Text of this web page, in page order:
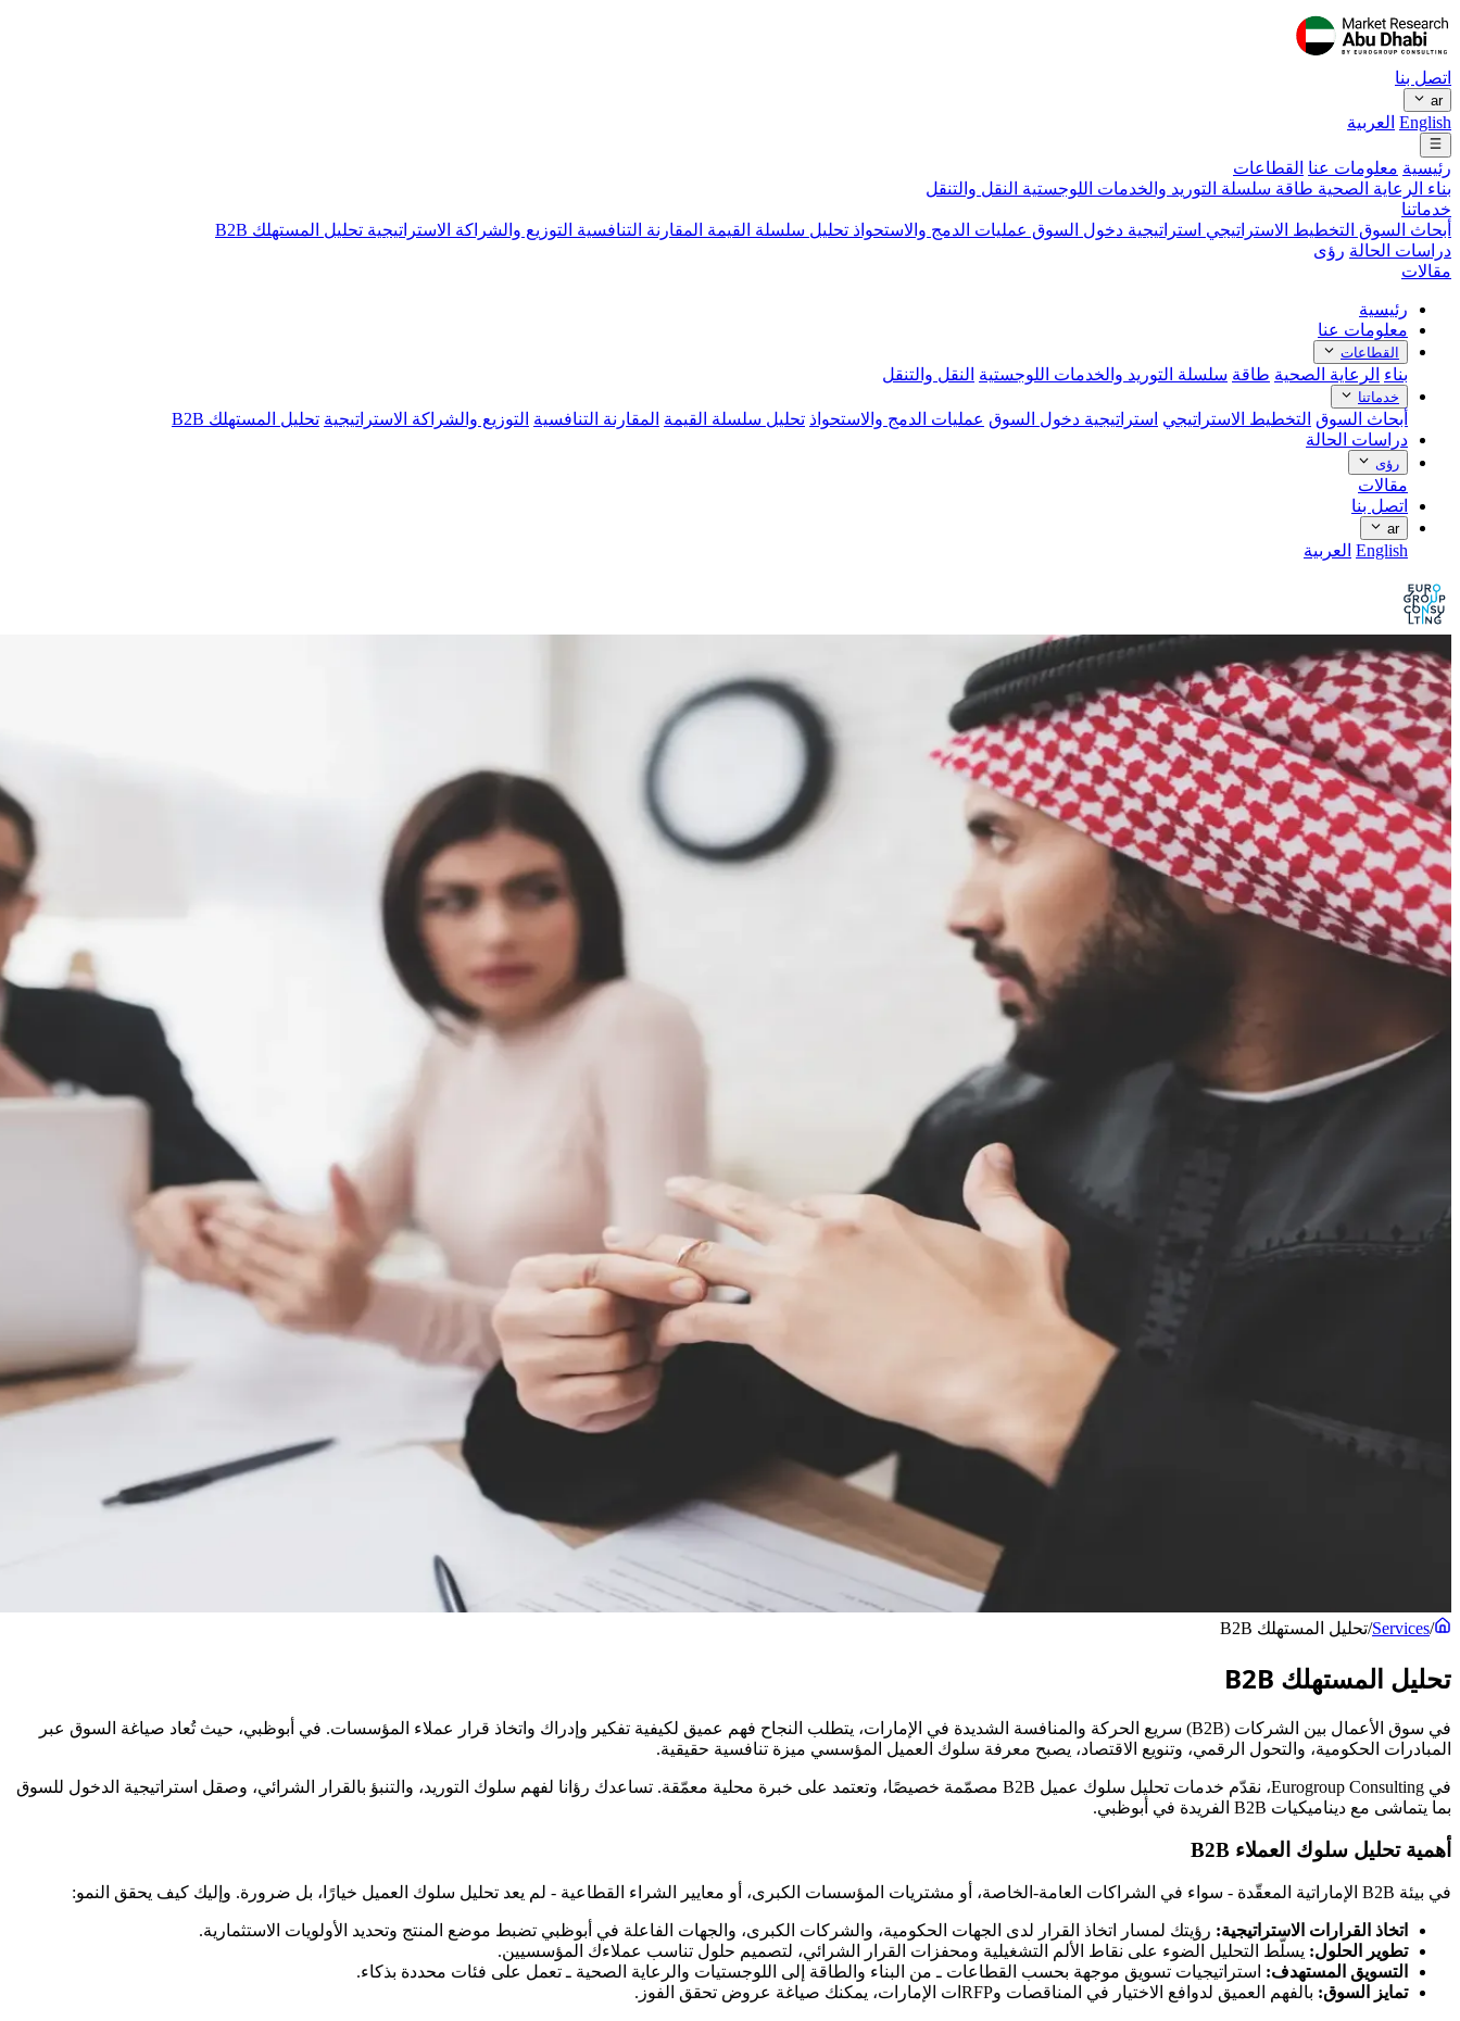
اتصل بنا
ar
English العربية
رئيسية معلومات عنا القطاعات
بناء الرعاية الصحية طاقة سلسلة التوريد والخدمات اللوجستية النقل والتنقل
خدماتنا
أبحاث السوق التخطيط الاستراتيجي استراتيجية دخول السوق عمليات الدمج والاستحواذ تحليل سلسلة القيمة المقارنة التنافسية التوزيع والشراكة الاستراتيجية تحليل المستهلك B2B
دراسات الحالة رؤى
مقالات
رئيسية
معلومات عنا
القطاعات
بناء الرعاية الصحية طاقة سلسلة التوريد والخدمات اللوجستية النقل والتنقل
خدماتنا
أبحاث السوق التخطيط الاستراتيجي استراتيجية دخول السوق عمليات الدمج والاستحواذ تحليل سلسلة القيمة المقارنة التنافسية التوزيع والشراكة الاستراتيجية تحليل المستهلك B2B
دراسات الحالة
رؤى
مقالات
اتصل بنا
ar
English العربية
/
Services
/تحليل المستهلك B2B
تحليل المستهلك B2B
في سوق الأعمال بين الشركات (B2B) سريع الحركة والمنافسة الشديدة في الإمارات، يتطلب النجاح فهم عميق لكيفية تفكير وإدراك واتخاذ قرار عملاء المؤسسات. في أبوظبي، حيث تُعاد صياغة السوق عبر
المبادرات الحكومية، والتحول الرقمي، وتنويع الاقتصاد، يصبح معرفة سلوك العميل المؤسسي ميزة تنافسية حقيقية.
في Eurogroup Consulting، نقدّم خدمات تحليل سلوك عميل B2B مصمّمة خصيصًا، وتعتمد على خبرة محلية معمّقة. تساعدك رؤانا لفهم سلوك التوريد، والتنبؤ بالقرار الشرائي، وصقل استراتيجية الدخول للسوق
بما يتماشى مع ديناميكيات B2B الفريدة في أبوظبي.
أهمية تحليل سلوك العملاء B2B
في بيئة B2B الإماراتية المعقّدة - سواء في الشراكات العامة-الخاصة، أو مشتريات المؤسسات الكبرى، أو معايير الشراء القطاعية - لم يعد تحليل سلوك العميل خيارًا، بل ضرورة. وإليك كيف يحقق النمو:
اتخاذ القرارات الاستراتيجية: رؤيتك لمسار اتخاذ القرار لدى الجهات الحكومية، والشركات الكبرى، والجهات الفاعلة في أبوظبي تضبط موضع المنتج وتحديد الأولويات الاستثمارية.
تطوير الحلول: يسلّط التحليل الضوء على نقاط الألم التشغيلية ومحفزات القرار الشرائي، لتصميم حلول تناسب عملاءك المؤسسيين.
التسويق المستهدف: استراتيجيات تسويق موجهة بحسب القطاعات ـ من البناء والطاقة إلى اللوجستيات والرعاية الصحية ـ تعمل على فئات محددة بذكاء.
تمايز السوق: بالفهم العميق لدوافع الاختيار في المناقصات وRFPات الإمارات، يمكنك صياغة عروض تحقق الفوز.